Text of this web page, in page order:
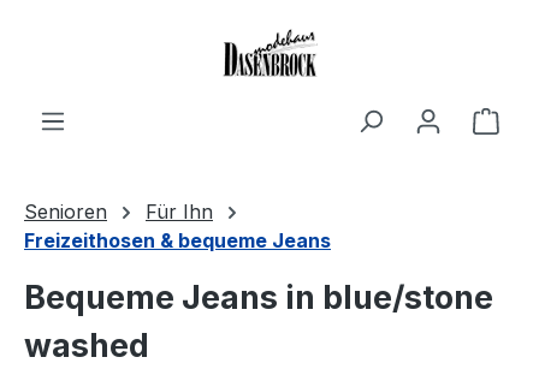
Senioren
Für Ihn
Freizeithosen & bequeme Jeans
Bequeme Jeans in blue/stone
washed